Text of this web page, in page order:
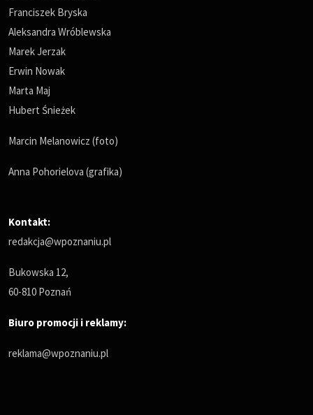
Franciszek Bryska
Aleksandra Wróblewska
Marek Jerzak
Erwin Nowak
Marta Maj
Hubert Śnieżek
Marcin Melanowicz (foto)
Anna Pohorielova (grafika)
Kontakt:
redakcja@wpoznaniu.pl
Bukowska 12,
60-810 Poznań
Biuro promocji i reklamy:
reklama@wpoznaniu.pl